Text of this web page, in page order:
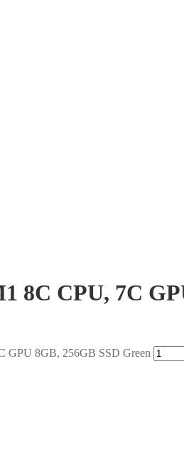
8C CPU, 7C
GPU 8GB, 256GB SSD Green